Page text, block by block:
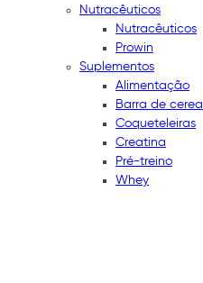
Nutracêuticos
Nutracêuticos
Prowin
Suplementos
Alimentação
Barra de cereal
Coqueteleiras
Creatina
Pré-treino
Whey